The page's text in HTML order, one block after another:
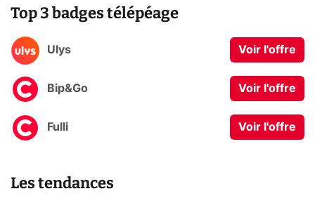
Top 3 badges télépéage
Ulys Voir l'offre
Bip&Go Voir l'offre
Fulli Voir l'offre
Les tendances